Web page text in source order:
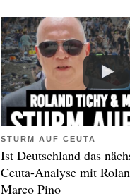
STURM AUF CEUTA
Ist Deutschland das
Ceuta-Analyse mit
Marco Pino